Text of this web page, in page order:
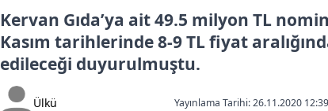
Kervan Gıda’ya ait 49.5 milyon TL
Kasım tarihlerinde 8-9 TL fiyat
edileceği duyurulmuştu.
Ülkü Yayınlama Tarihi: 26.11.2020 12:39